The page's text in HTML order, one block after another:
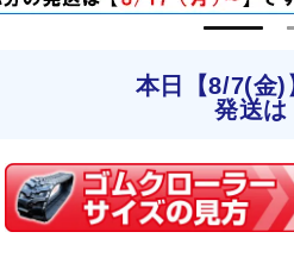
本日【8/7(金)
発送